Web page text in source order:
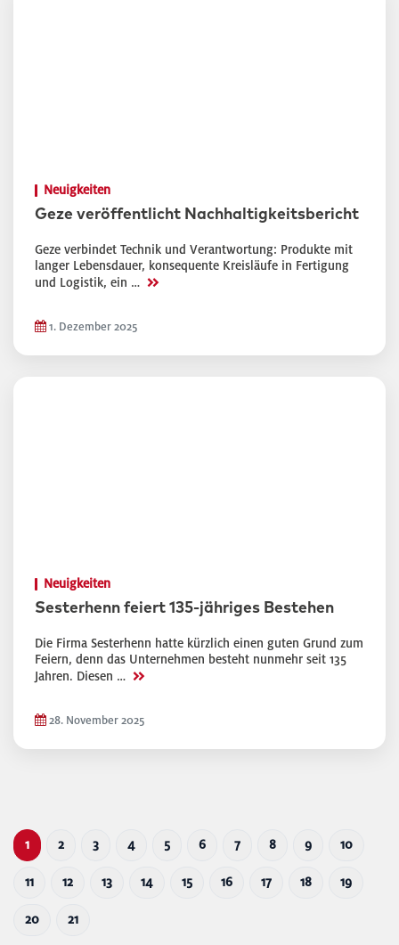
Neuigkeiten
Geze veröffentlicht Nachhaltigkeitsbericht
Geze verbindet Technik und Verantwortung: Produkte mit
langer Lebensdauer, konsequente Kreisläufe in Fertigung
und Logistik, ein … >>
1. Dezember 2025
Neuigkeiten
Sesterhenn feiert 135-jähriges Bestehen
Die Firma Sesterhenn hatte kürzlich einen guten Grund zum
Feiern, denn das Unternehmen besteht nunmehr seit 135
Jahren. Diesen … >>
28. November 2025
1 2 3 4 5 6 7 8 9 10
11 12 13 14 15 16 17 18 19
20 21